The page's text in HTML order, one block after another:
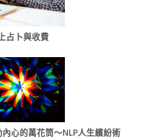
占卜與收費
心的萬花筒～NLP人生繽紛術